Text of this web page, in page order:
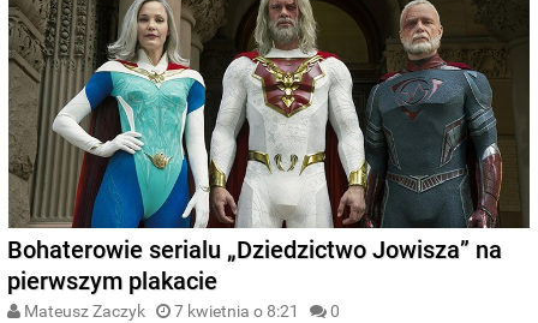
Bohaterowie serialu „Dziedzictwo Jowisza” na
pierwszym plakacie
Mateusz Zaczyk 7 kwietnia o 8:21 0